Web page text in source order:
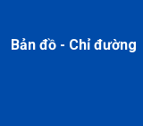
Bản đồ - Chỉ đường